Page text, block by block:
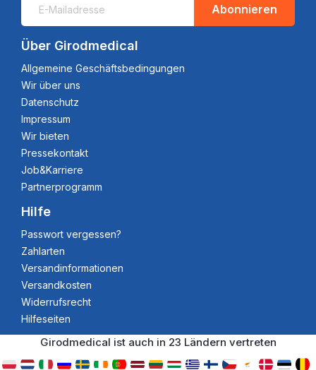
Abonnieren
Über Girodmedical
Allgemeine Geschäftsbedingungen
Wir über uns
Datenschutz
Impressum
Wir bieten
Pressekontakt
Job&Karriere
Partnerprogramm
Hilfe
Passwort vergessen?
Zahlarten
Versandinformationen
Versandkosten
Widerrufsrecht
Hilfeseiten
Girodmedical ist auch in 23 Ländern vertreten